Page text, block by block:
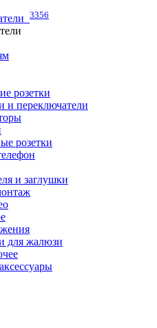
3356
розетки
и переключатели
розетки
и заглушки
для жалюзи